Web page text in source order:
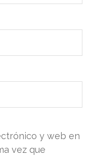
y web en
vez que